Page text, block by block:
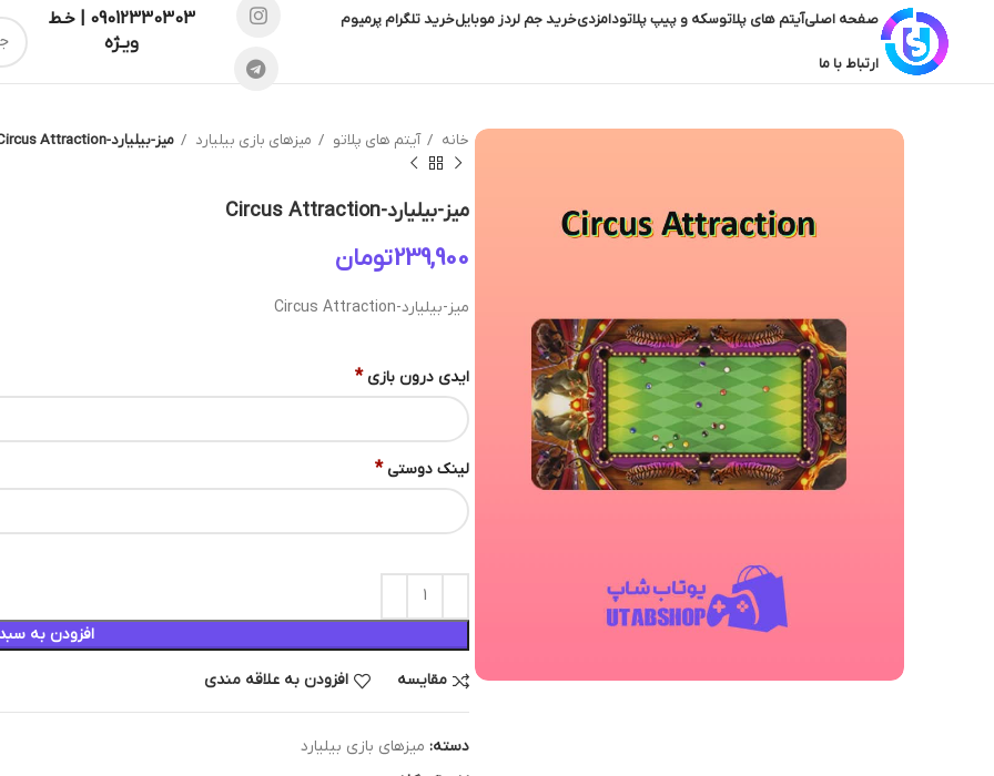
صفحه اصلیآیتم های پلاتوسکه و پیپ پلاتودامزدیخرید جم لردز موبایلخرید تلگرام پرمیوم
ارتباط با ما
09012330303 | خـط
ویـژه
خانه آیتم های پلاتو میزهای بازی بیلیارد میز-بیلیارد-Circus Attraction
میز-بیلیارد-Circus Attraction
تومان
میز-بیلیارد-Circus Attraction
ایدی درون بازی *
لینک دوستی *
افزودن به
مقایسه افزودن به علاقه مندی
دسته: میزهای بازی بیلیارد